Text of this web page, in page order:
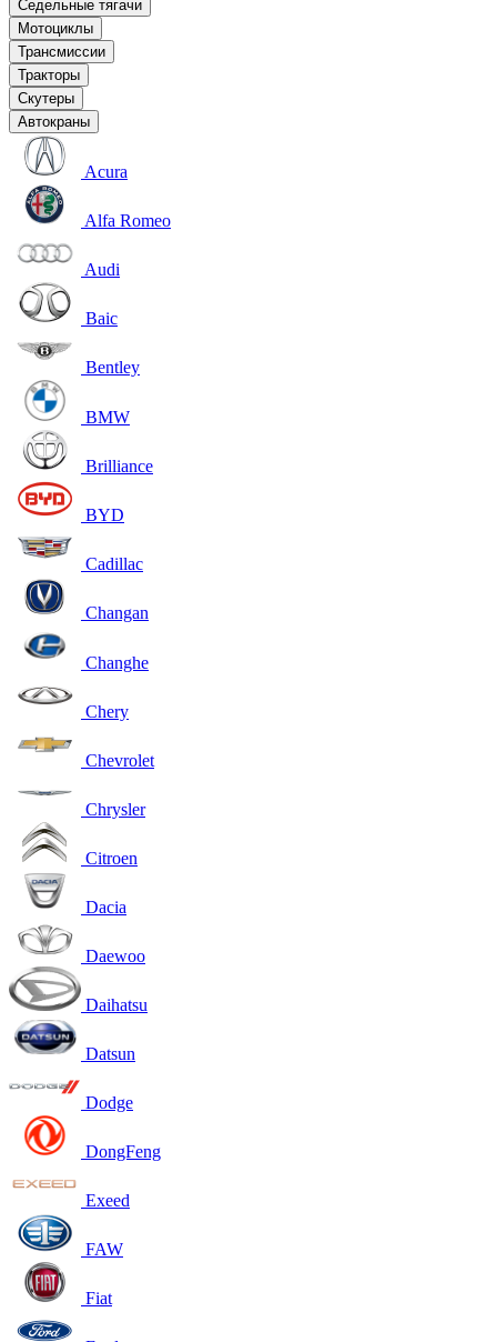
Седельные тягачи
Мотоциклы
Трансмиссии
Тракторы
Скутеры
Автокраны
Acura
Alfa Romeo
Audi
Baic
Bentley
BMW
Brilliance
BYD
Cadillac
Changan
Changhe
Chery
Chevrolet
Chrysler
Citroen
Dacia
Daewoo
Daihatsu
Datsun
Dodge
DongFeng
Exeed
FAW
Fiat